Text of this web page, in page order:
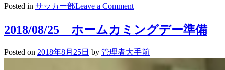
Posted in サッカー部Leave a Commenton
動
に
つ
い
2018/08/25 ホームカミングデー準備
Posted on 2018年8月25日 by 管理者大手前